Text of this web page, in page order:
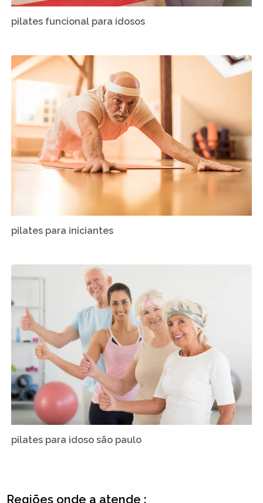
pilates funcional para idosos
pilates para iniciantes
pilates para idoso são paulo
Regiões onde a atende :